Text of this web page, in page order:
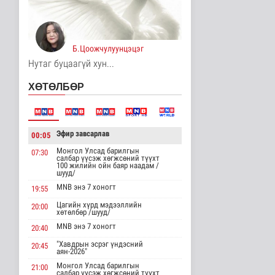
15 цаг 56 минутын өмнө
Хирошимад иргэд
Японы зэвсгийн
экспортын бодлогы..
Дэлхийд
15 цаг 8 минутын өмнө
Трамп Ирантай
шинэ гарц эрэлх..
15 цаг 16 минутын өмнө
Европ даяар хэт халалт
эрчимжиж байна
Дэлхийд
Голууд үертэй байна
16 цаг 42 минутын өмнө
Б.Цоожчулуунцэцэг
Нутаг буцаагүй хун...
ХӨТӨЛБӨР
00:05 Эфир завсарлав
07:30
Монгол Улсад барилгын
салбар үүсэж хөгжсөний түүхт
100 жилийн ойн баяр наадам /
шууд/
19:55
MNB энэ 7 хоногт
20:00
Цагийн хүрд мэдээллийн
хөтөлбөр /шууд/
20:40
MNB энэ 7 хоногт
20:45
"Хавдрын эсрэг үндэсний
аян-2026"
21:00
Монгол Улсад барилгын
салбар үүсэж хөгжсөний түүхт